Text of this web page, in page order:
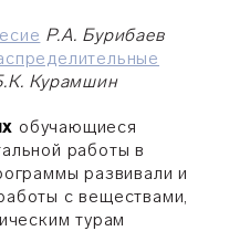
Р.А. Бурибаев
Курамшин
обучающиеся
работы в
развивали и
с веществами,
турам